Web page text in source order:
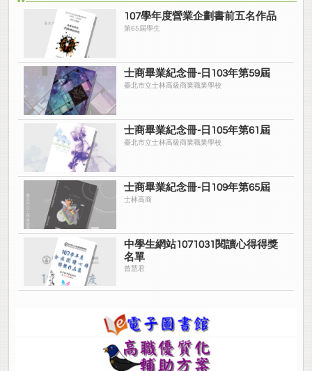
107學年度營業企劃書前五名作品
第65屆學生
士商畢業紀念冊-日103年第59屆
臺北市立士林高級商業職業學校
士商畢業紀念冊-日105年第61屆
臺北市立士林高級商業職業學校
士商畢業紀念冊-日109年第65屆
士林高商
中學生網站1071031閱讀心得得獎
名單
曾慧君